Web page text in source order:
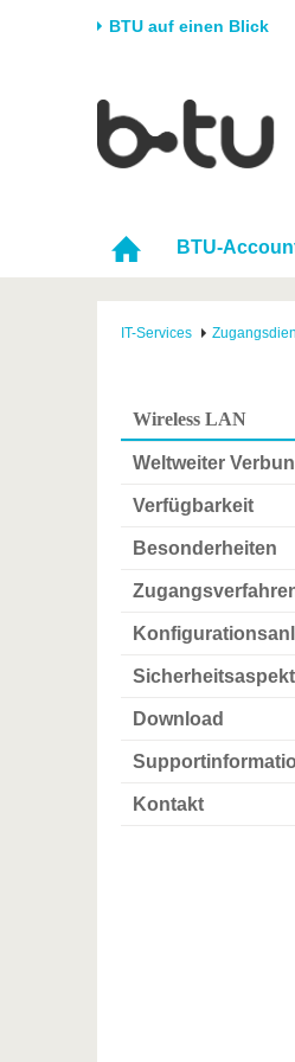
BTU auf einen Blick
Universität
Karriere & Engagement
BTU-
IT-Services
Wireless LAN
Weltweiter
Verfügbarkeit
Besonderheiten
Download
Kontakt